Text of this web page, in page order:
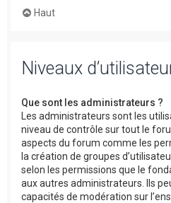
Haut
Niveaux
Que sont les administrateurs ?
Les administrateurs sont les
niveau de contrôle sur tout le
aspects du forum comme les
la création de groupes
selon les permissions que le
aux autres administrateurs. Ils
capacités de modération sur